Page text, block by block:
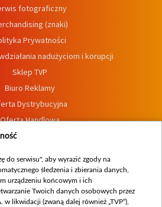
fotograficzny
(znaki)
Prywatności
nadużyciom i korupcji
Sklep TVP
Biuro Reklamy
Dystrybucyjna
Oferta Handlowa
Dostępność
zgłoszeń wewnętrznych
do serwisu", aby wyrazić zgody na
śledzenia i zbierania danych,
urządzeniu końcowym i ich
Twoich danych osobowych przez
w likwidacji (zwaną dalej również „TVP”),